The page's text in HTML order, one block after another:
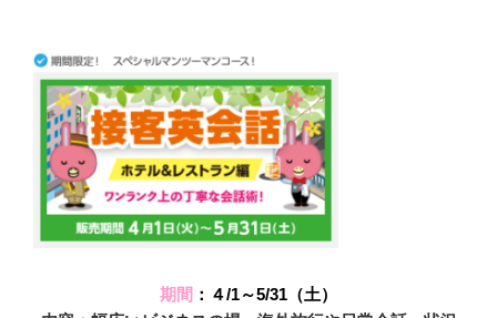
期間 ：４/1～5/31（土）